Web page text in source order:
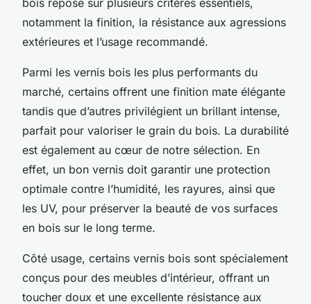
notamment la finition, la résistance aux agressions
extérieures et l’usage recommandé.
Parmi les vernis bois les plus performants du
marché, certains offrent une finition mate élégante
tandis que d’autres privilégient un brillant intense,
parfait pour valoriser le grain du bois. La durabilité
est également au cœur de notre sélection. En
effet, un bon vernis doit garantir une protection
optimale contre l’humidité, les rayures, ainsi que
les UV, pour préserver la beauté de vos surfaces
en bois sur le long terme.
Côté usage, certains vernis bois sont spécialement
conçus pour des meubles d’intérieur, offrant un
toucher doux et une excellente résistance aux